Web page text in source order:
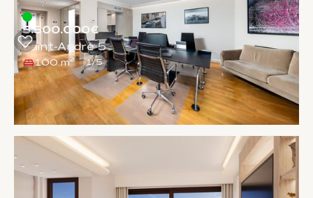
5.500.000€
Saint-André 5
100 m² 1/5